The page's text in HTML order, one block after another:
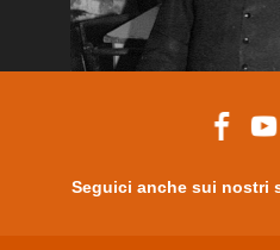
Seguici anche sui nostri